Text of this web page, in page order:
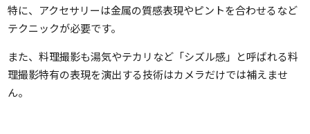
特に、アクセサリーは金属の質感表現やピントを合わせるなど
テクニックが必要です。
また、料理撮影も湯気やテカリなど「シズル感」と呼ばれる料
理撮影特有の表現を演出する技術はカメラだけでは補えませ
ん。